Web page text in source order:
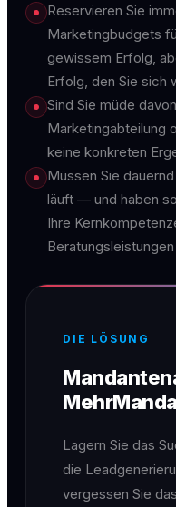
Reservieren Sie
Marketingbudgets
gewissem Erfolg,
Erfolg, den Sie sich
Sind Sie müde
Marketingabteilung
keine konkreten
Müssen Sie
läuft — und haben
Ihre
DIE LÖSUNG
Lagern Sie das
die
vergessen Sie